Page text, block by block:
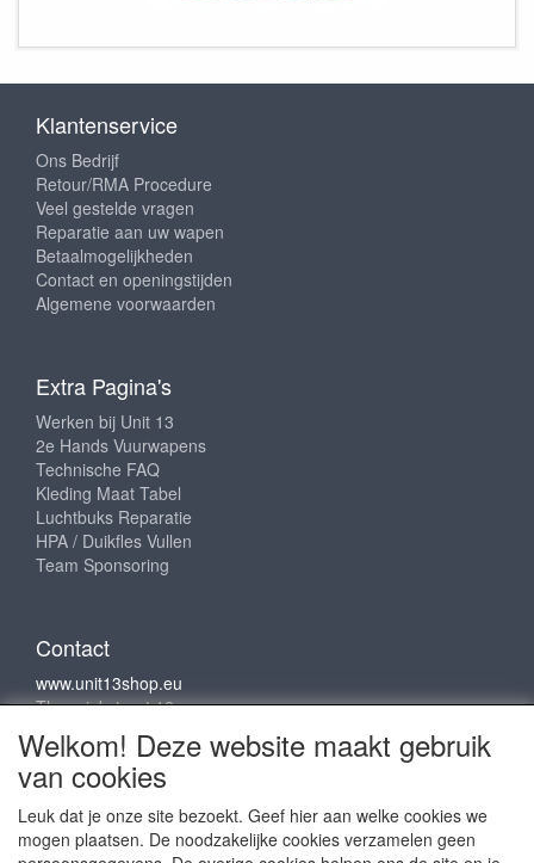
Klantenservice
Ons Bedrijf
Retour/RMA Procedure
Veel gestelde vragen
Reparatie aan uw wapen
Betaalmogelijkheden
Contact en openingstijden
Algemene voorwaarden
Extra Pagina's
Werken bij Unit 13
2e Hands Vuurwapens
Technische FAQ
Kleding Maat Tabel
Luchtbuks Reparatie
HPA / Duikfles Vullen
Team Sponsoring
Contact
www.unit13shop.eu
Thermiekstraat 12
6361 HB Nuth
info@unit13shop.eu
Sociale media
Welkom! Deze website maakt gebruik
van cookies
Leuk dat je onze site bezoekt. Geef hier aan welke cookies we
mogen plaatsen. De noodzakelijke cookies verzamelen geen